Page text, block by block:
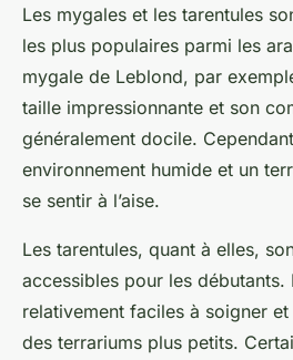
Les mygales et les tarentules
les plus populaires parmi les
mygale de Leblond, par
taille impressionnante et son
généralement docile.
environnement humide et un
se sentir à l’aise.
Les tarentules, quant à elles,
accessibles pour les débutants.
relativement faciles à soigner
des terrariums plus petits.